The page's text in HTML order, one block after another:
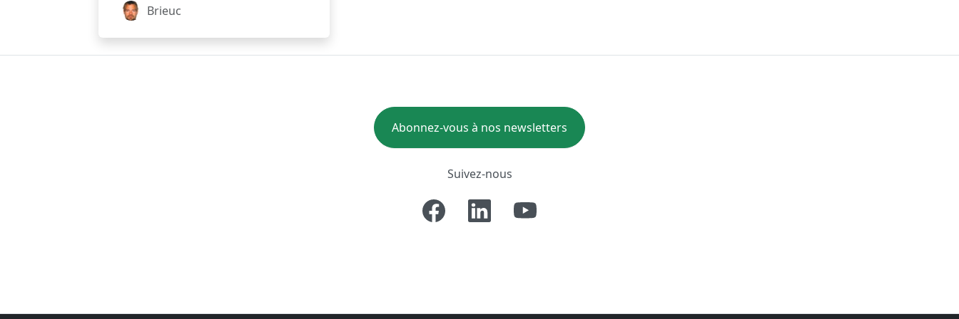
Brieuc
Abonnez-vous à nos newsletters
Suivez-nous